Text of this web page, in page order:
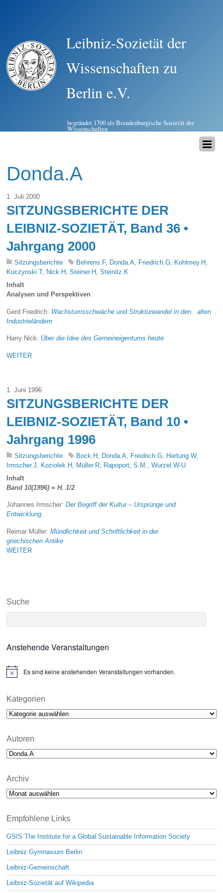
Leibniz-Sozietät der
Wissenschaften zu
Berlin e.V.
begründet 1700 als Brandenburgische Sozietät der
Wissenschaften
Donda.A
1. Juli 2000
SITZUNGSBERICHTE DER
LEIBNIZ-SOZIETÄT, Band 36 •
Jahrgang 2000
Sitzungsberichte Behrens.F, Donda.A, Friedrich.G, Kohlmey.H ,
Kuczynski.T, Nick.H ,Steiner.H ,Steinitz.K
Inhalt
Analysen und Perspektiven
Gerd Friedrich: Wachstumsschwäche und Strukturwandel in den alten
Industrieländern
Harry Nick: Über die Idee des Gemeineigentums heute
WEITER
1. Juni 1996
SITZUNGSBERICHTE DER
LEIBNIZ-SOZIETÄT, Band 10 •
Jahrgang 1996
Sitzungsberichte Bock.H Donda.A Freidrich.G Hartung.W,
Irmscher.J
Koziolek.H Müller.R Rapoport; S.M. ,Wurzel.W-U
Inhalt
Band 10(1996) = H. 1/2
Johannes Irmscher:Der Begriff der Kultur – Ursprünge und
Entwicklung
Reimar Müller:Mündlichkeit und Schriftlichkeit in der
griechischen Antike
WEITER
Suche
Anstehende Veranstaltungen
N
i
e
Es sind keine anstehenden Veranstaltungen vorhanden.
Kategorien
Kategorien
Autoren
Archiv
Archiv
Empfohlene Links
GSIS The Institute for a Global Sustainable Information Society
Leibniz Gymnasium Berlin
Leibniz-Gemeinschaft
Leibniz-Sozietät auf Wikipedia